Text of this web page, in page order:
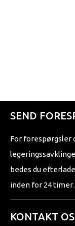
SEND
For forespørgsler
bedes du
inden for 24 timer.
KONTAKT OS